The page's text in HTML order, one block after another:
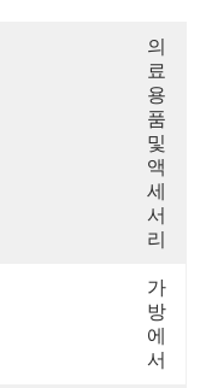
의
료
용
품
및
액
세
서
리
가
방
에
서